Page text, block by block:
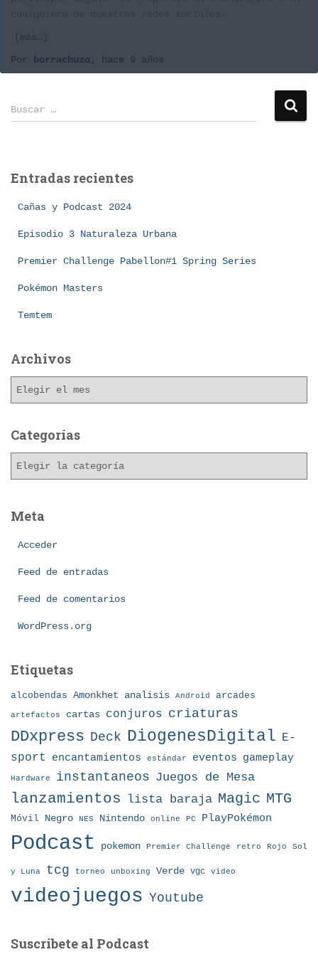
(más…)
Por
borrachuzo , hace 9 años
B
u
r
Buscar …
Entradas recientes
Cañas y Podcast 2024
Episodio 3 Naturaleza Urbana
Premier Challenge Pabellon#1 Spring Series
Pokémon Masters
Temtem
Archivos
h
o
Categorías
g
Meta
Acceder
Feed de entradas
Feed de comentarios
WordPress.org
Etiquetas
alcobendas Amonkhet analisis Android arcades
artefactos cartas conjuros criaturas
DDxpress Deck DiogenesDigital E-
sport
encantamientos estándar eventos gameplay
Hardware instantaneos Juegos de Mesa
lanzamientos lista baraja Magic MTG
Móvil Negro NES Nintendo online PC PlayPokémon
Podcast pokemon Premier Challenge retro Rojo Sol
y Luna tcg torneo unboxing Verde vgc video
videojuegos Youtube
Suscribete al Podcast